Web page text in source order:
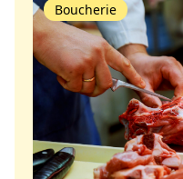
Boucherie